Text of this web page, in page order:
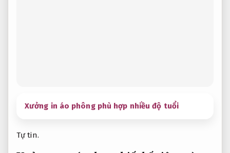
Xưởng in áo phông phù hợp nhiều độ tuổi
Tự tin.